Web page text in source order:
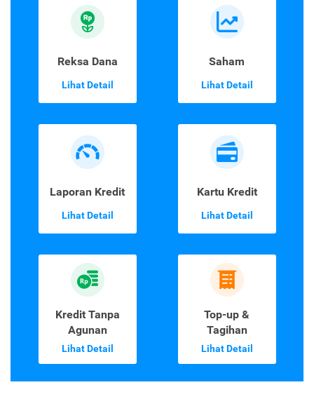
Reksa Dana
Lihat Detail
Saham
Lihat Detail
Laporan Kredit
Lihat Detail
Kartu Kredit
Lihat Detail
Kredit Tanpa
Agunan
Lihat Detail
Top-up &
Tagihan
Lihat Detail